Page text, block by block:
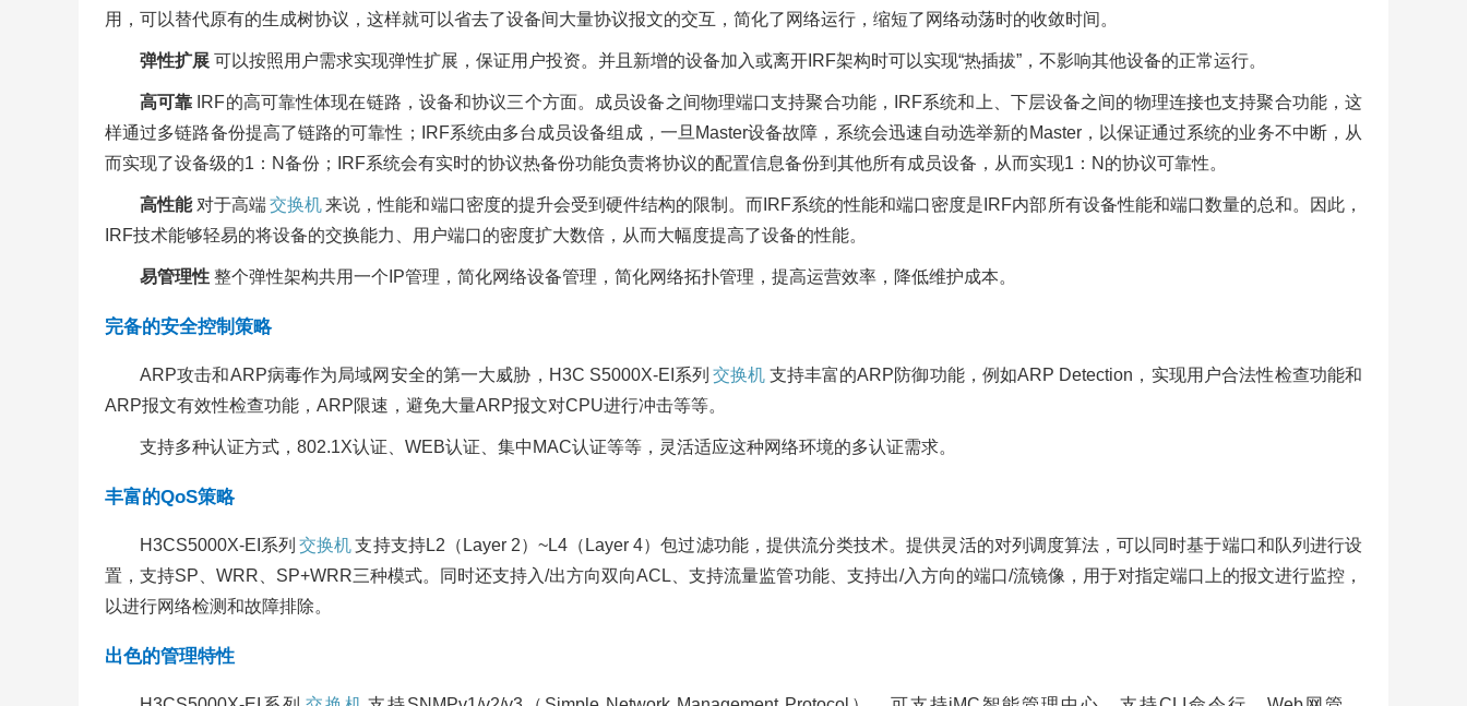
用，可以替代原有的生成树协议，这样就可以省去了设备间大量协议报文的交互，简化了网络运行，缩短了网络动荡时的收敛时间。
弹性扩展 可以按照用户需求实现弹性扩展，保证用户投资。并且新增的设备加入或离开IRF架构时可以实现“热插拔”，不影响其他设备的正常运行。
高可靠 IRF的高可靠性体现在链路，设备和协议三个方面。成员设备之间物理端口支持聚合功能，IRF系统和上、下层设备之间的物理连接也支持聚合功能，这
样通过多链路备份提高了链路的可靠性；IRF系统由多台成员设备组成，一旦Master设备故障，系统会迅速自动选举新的Master，以保证通过系统的业务不中断，从
而实现了设备级的1：N备份；IRF系统会有实时的协议热备份功能负责将协议的配置信息备份到其他所有成员设备，从而实现1：N的协议可靠性。
高性能对于高端交换机来说，性能和端口密度的提升会受到硬件结构的限制。而IRF系统的性能和端口密度是IRF内部所有设备性能和端口数量的总和。因此，
IRF技术能够轻易的将设备的交换能力、用户端口的密度扩大数倍，从而大幅度提高了设备的性能。
易管理性 整个弹性架构共用一个IP管理，简化网络设备管理，简化网络拓扑管理，提高运营效率，降低维护成本。
完备的安全控制策略
ARP攻击和ARP病毒作为局域网安全的第一大威胁，H3C S5000X-EI系列 交换机 支持丰富的ARP防御功能，例如ARP Detection，实现用户合法性检查功能和
ARP报文有效性检查功能，ARP限速，避免大量ARP报文对CPU进行冲击等等。
支持多种认证方式，802.1X认证、WEB认证、集中MAC认证等等，灵活适应这种网络环境的多认证需求。
丰富的QoS策略
H3CS5000X-EI系列 交换机 支持支持L2（Layer 2）~L4（Layer 4）包过滤功能，提供流分类技术。提供灵活的对列调度算法，可以同时基于端口和队列进行设
置，支持SP、WRR、SP+WRR三种模式。同时还支持入/出方向双向ACL、支持流量监管功能、支持出/入方向的端口/流镜像，用于对指定端口上的报文进行监控，
以进行网络检测和故障排除。
出色的管理特性